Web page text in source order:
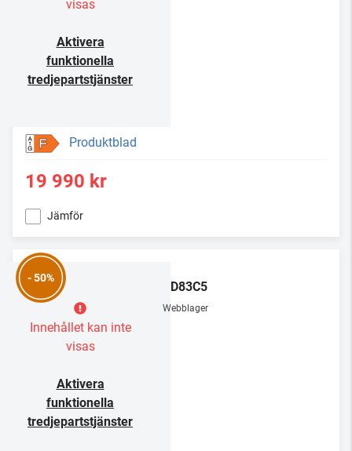
visas
Aktivera
funktionella
tredjepartstjänster
F Produktblad
19 990 kr
Jämför
- 50%
Innehållet kan inte
visas
Aktivera
funktionella
tredjepartstjänster
OLED83C5
Webblager